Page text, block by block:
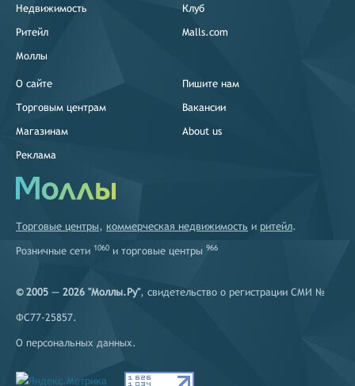
Недвижимость
Ритейл
Моллы
Клуб
Malls.com
О сайте
Торговым центрам
Магазинам
Реклама
Пишите нам
Вакансии
About us
Торговые центры, коммерческая недвижимость и ритейл.
Розничные сети 1060 и торговые центры 966
© 2005 — 2026 "Моллы.Ру", свидетельство о регистрации СМИ №
ФС77-25857.
О персональных данных.